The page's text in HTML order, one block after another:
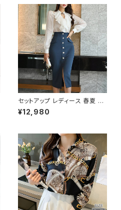
ュ カーキ ボルドー ブルーグレ
ー 韓国 ゆったり ブラウスシャツ
シンプル スキッパーブラウス 長
袖シャツ ブラウスシャツ こなれ
シャツブラウス オフィス カジュ
アル OL 上品 大人 S M L XL 2
XL 20代 30代 40代 C-TSS0
057
セットアップ レディース 春夏 秋
冬 春 夏 秋 冬 白 ブラウス タイ
トスカート シースルーブラウス
カート タイトスカート フリルトッ
プス シースルートップス ミディ
アム ミモレ丈スカート ひざ丈 学
校行事 セットアップ オフィス ス
カート ミディアムスカート ペン
シルスカート OL オフィスカジュ
アル 結婚式 パーティー 卒業式
入学式 卒園式 入園式 お呼ばれ
ホワイト グリーン 10代 20代 3
0代 40代 C-WAW1077
¥12,980